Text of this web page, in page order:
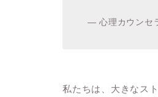
— 心理カウンセ
私たちは、大きなス